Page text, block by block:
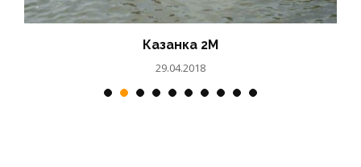
Днепр
26.02.2018